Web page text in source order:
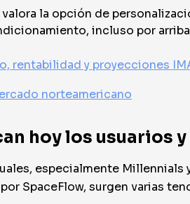
valora la opción de
incluso por
rentabilidad y proyecciones
norteamericano
hoy los usuarios
especialmente Millennials
SpaceFlow, surgen varias